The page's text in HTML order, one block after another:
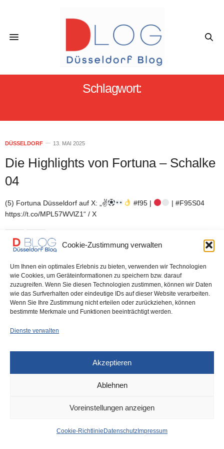
Cookie-Zustimmung verwalten
Um Ihnen ein optimales Erlebnis zu bieten, verwenden wir Technologien
wie Cookies, um Geräteinformationen zu speichern bzw. darauf
zuzugreifen. Wenn Sie diesen Technologien zustimmen, können wir Daten
wie das Surfverhalten oder eindeutige IDs auf dieser Website verarbeiten.
Wenn Sie Ihre Zustimmung nicht erteilen oder zurückziehen, können
bestimmte Merkmale und Funktionen beeinträchtigt werden.
Dienste verwalten
Akzeptieren
Ablehnen
Voreinstellungen anzeigen
Cookie-Richtlinie Datenschutz Impressum
Schlagwort:
DÜSSELDORF 13. MAI 2025
Die Highlights von Fortuna – Schalke
04
(5) Fortuna Düsseldorf auf X: „✌ #f95 |
| #F95S04
https://t.co/MPL57WVlZ1“ / X
0 SHARES
Düsseldorf Headlines, 23.10.2023
die Einpeitscherin der…
DATENSCHUTZ COOKIE-RICHTLINIE (EU)